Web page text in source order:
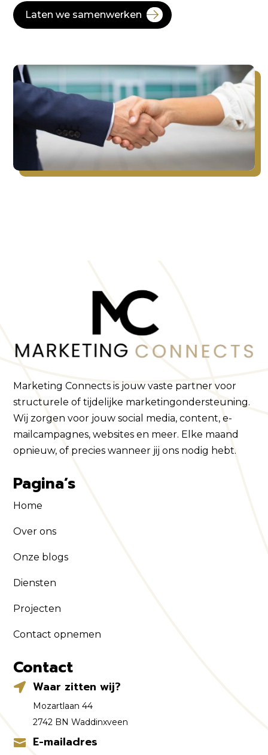
Laten we samenwerken
Marketing Connects is jouw vaste partner voor
structurele of tijdelijke marketingondersteuning.
Wij zorgen voor jouw social media, content, e-
mailcampagnes, websites en meer. Elke maand
opnieuw, of precies wanneer jij ons nodig hebt.
Pagina’s
Home
Over ons
Onze blogs
Diensten
Projecten
Contact opnemen
Contact
 Waar zitten wij?
Mozartlaan 44
2742 BN Waddinxveen
 E-mailadres